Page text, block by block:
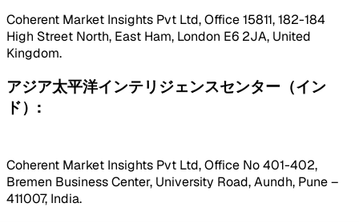
Coherent Market Insights Pvt Ltd, Office 15811, 182-184
High Street North, East Ham, London E6 2JA, United
Kingdom.
アジア太平洋インテリジェンスセンター（イン
ド）:
Coherent Market Insights Pvt Ltd, Office No 401-402,
Bremen Business Center, University Road, Aundh, Pune –
411007, India.